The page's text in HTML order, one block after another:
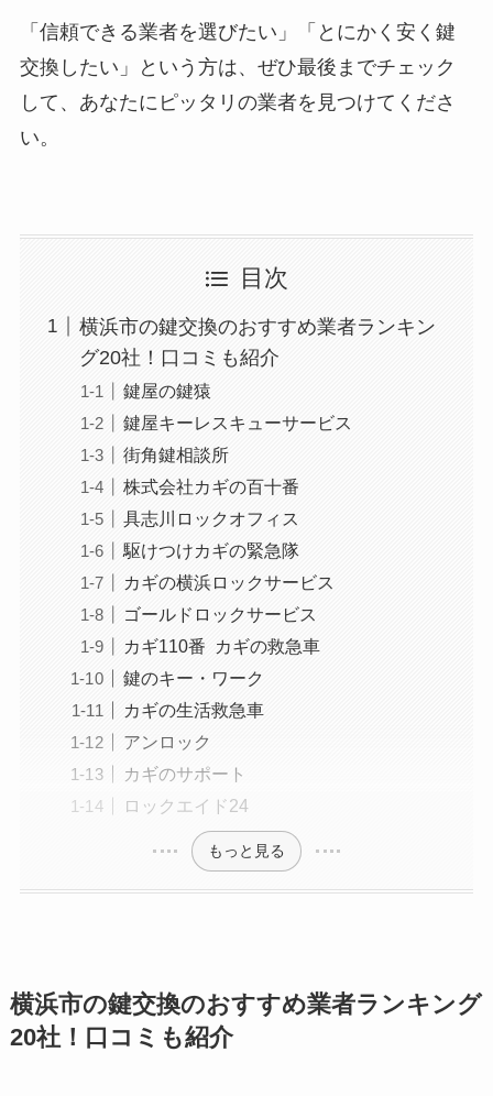
「信頼できる業者を選びたい」「とにかく安く鍵
交換したい」という方は、ぜひ最後までチェック
して、あなたにピッタリの業者を見つけてくださ
い。
目次
横浜市の鍵交換のおすすめ業者ランキン
グ20社！口コミも紹介
鍵屋の鍵猿
鍵屋キーレスキューサービス
街角鍵相談所
株式会社カギの百十番
具志川ロックオフィス
駆けつけカギの緊急隊
カギの横浜ロックサービス
ゴールドロックサービス
カギ110番 カギの救急車
鍵のキー・ワーク
カギの生活救急車
アンロック
カギのサポート
ロックエイド24
もっと見る
横浜市の鍵交換のおすすめ業者ランキング
20社！口コミも紹介